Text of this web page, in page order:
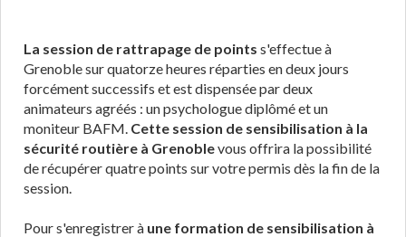
La session de rattrapage de points s'effectue à
Grenoble sur quatorze heures réparties en deux jours
forcément successifs et est dispensée par deux
animateurs agréés : un psychologue diplômé et un
moniteur BAFM. Cette session de sensibilisation à la
sécurité routière à Grenoblevous offrira la possibilité
de récupérer quatre points sur votre permis dès la fin de la
session.
Pour s'enregistrer à une formation de sensibilisation à